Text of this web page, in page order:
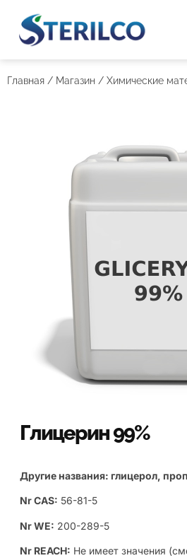
Главная / Магазин / Химические
Глицерин 99%
Другие названия: глицерол,
Nr CAS: 56-81-5
Nr WE: 200-289-5
Nr REACH: Не имеет значения